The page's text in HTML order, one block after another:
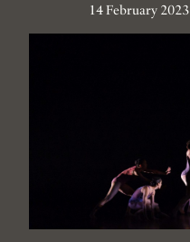
14 February 2023